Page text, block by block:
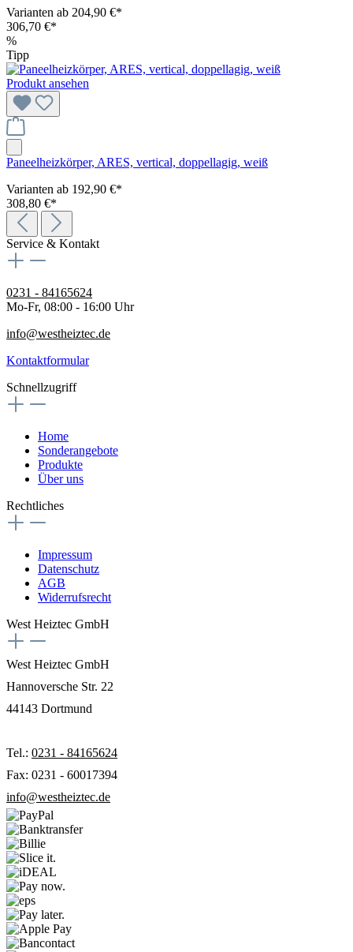
Varianten ab 204,90 €*
306,70 €*
%
Tipp
Produkt ansehen
Paneelheizkörper, ARES, vertical, doppellagig, weiß
Varianten ab 192,90 €*
308,80 €*
Service & Kontakt
0231 - 84165624
Mo-Fr, 08:00 - 16:00 Uhr
info@westheiztec.de
Kontaktformular
Schnellzugriff
Home
Sonderangebote
Produkte
Über uns
Rechtliches
Impressum
Datenschutz
AGB
Widerrufsrecht
West Heiztec GmbH
West Heiztec GmbH
Hannoversche Str. 22
44143 Dortmund
Tel.: 0231 - 84165624
Fax: 0231 - 60017394
info@westheiztec.de